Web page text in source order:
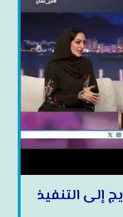
إلى التنفيذ